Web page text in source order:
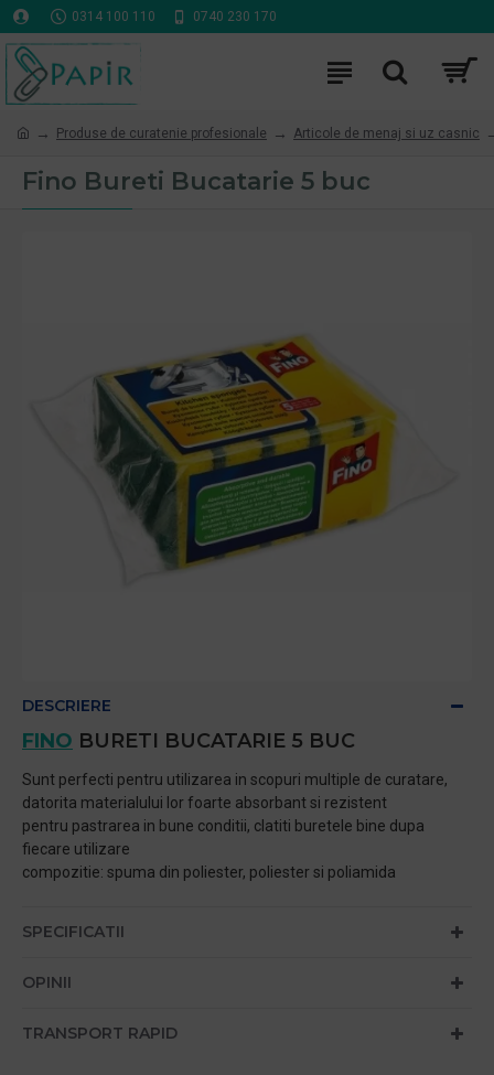
0314 100 110 0740 230 170
Produse de curatenie profesionale Articole de menaj si uz casnic
Fino Bureti Bucatarie 5 buc
DESCRIERE
FINO BURETI BUCATARIE 5 BUC
Sunt perfecti pentru utilizarea in scopuri multiple de curatare,
datorita materialului lor foarte absorbant si rezistent
pentru pastrarea in bune conditii, clatiti buretele bine dupa
fiecare utilizare
compozitie: spuma din poliester, poliester si poliamida
SPECIFICATII
OPINII
TRANSPORT RAPID